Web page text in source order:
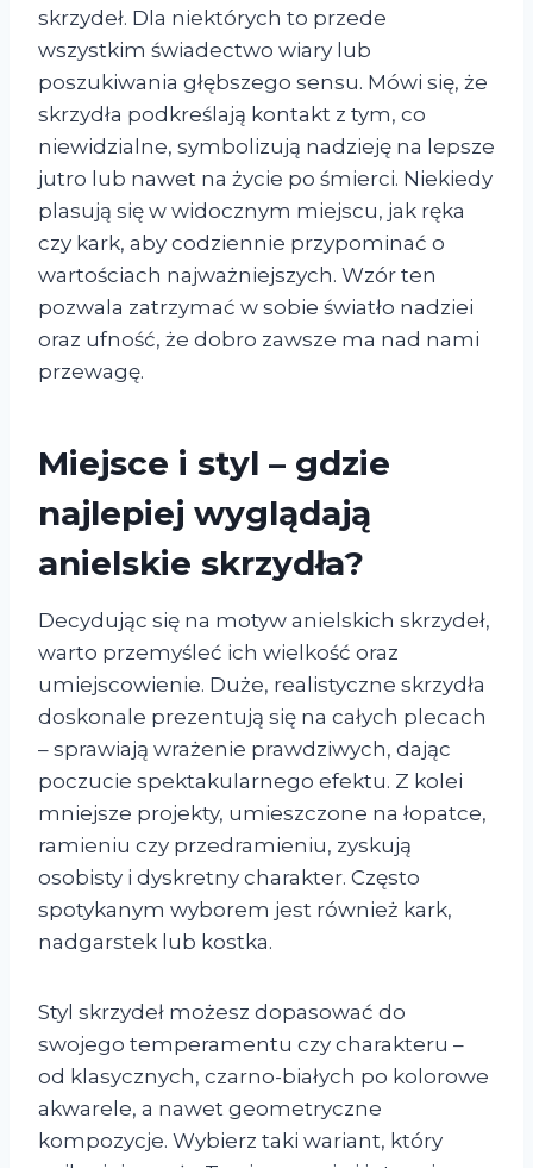
skrzydeł. Dla niektórych to przede
wszystkim świadectwo wiary lub
poszukiwania głębszego sensu. Mówi się, że
skrzydła podkreślają kontakt z tym, co
niewidzialne, symbolizują nadzieję na lepsze
jutro lub nawet na życie po śmierci. Niekiedy
plasują się w widocznym miejscu, jak ręka
czy kark, aby codziennie przypominać o
wartościach najważniejszych. Wzór ten
pozwala zatrzymać w sobie światło nadziei
oraz ufność, że dobro zawsze ma nad nami
przewagę.
Miejsce i styl – gdzie
najlepiej wyglądają
anielskie skrzydła?
Decydując się na motyw anielskich skrzydeł,
warto przemyśleć ich wielkość oraz
umiejscowienie. Duże, realistyczne skrzydła
doskonale prezentują się na całych plecach
– sprawiają wrażenie prawdziwych, dając
poczucie spektakularnego efektu. Z kolei
mniejsze projekty, umieszczone na łopatce,
ramieniu czy przedramieniu, zyskują
osobisty i dyskretny charakter. Często
spotykanym wyborem jest również kark,
nadgarstek lub kostka.
Styl skrzydeł możesz dopasować do
swojego temperamentu czy charakteru –
od klasycznych, czarno-białych po kolorowe
akwarele, a nawet geometryczne
kompozycje. Wybierz taki wariant, który